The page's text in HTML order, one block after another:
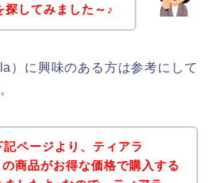
探してみました～♪
）に興味のある方は参考にして
記ページより、ティアラ
の商品がお得な価格で購入する